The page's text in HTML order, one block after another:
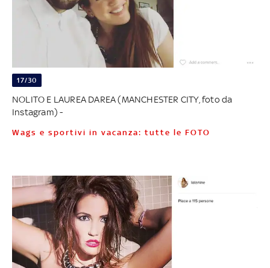
17/30
NOLITO E LAUREA DAREA (MANCHESTER CITY, foto da
Instagram) -
Wags e sportivi in vacanza: tutte le FOTO